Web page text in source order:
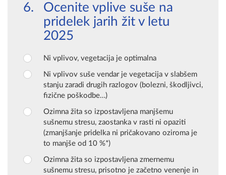
Ocenite vplive suše na
pridelek jarih žit v letu
2025
Ni vplivov, vegetacija je optimalna
Ni vplivov suše vendar je vegetacija v slabšem
stanju zaradi drugih razlogov (bolezni, škodljivci,
fizične poškodbe…)
Ozimna žita so izpostavljena manjšemu
sušnemu stresu, zaostanka v rasti ni opaziti
(zmanjšanje pridelka ni pričakovano oziroma je
to manjše od 10 %*)
Ozimna žita so izpostavljena zmernemu
sušnemu stresu, prisotno je začetno venenje in